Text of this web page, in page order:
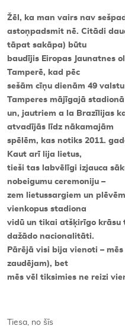
Žēl, ka man vairs nav
astoņpadsmit nē. Citādi
tāpat sakāpa) būtu
baudījis Eiropas Jaunatnes
Tamperē, kad pēc
sešām cīņu dienām 49
Tamperes mājīgajā stadionā
un, jautriem a la Brazīlijas
atvadījās līdz nākamajām
spēlēm, kas notiks 2011.
Kaut arī lija lietus,
tieši tas labvēlīgi izjauca
nobeigumu ceremoniju –
zem lietussargiem un
vienkopus stadiona
vidū un tikai atšķirīgo
dažādo nacionalitāti.
Pārējā visi bija vienoti –
zaudējam), bet
mēs vēl tiksimies ne reizi
Tiesa, no šīs